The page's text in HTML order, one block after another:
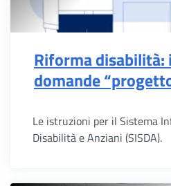
Riforma disabilità:
domande
Le istruzioni per il Sistema
Disabilità e Anziani (SISDA).